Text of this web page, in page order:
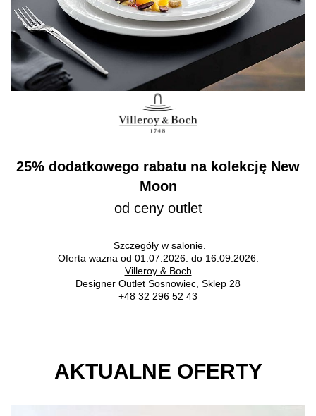
25% dodatkowego rabatu na kolekcję New
Moon
od ceny outlet
Szczegóły w salonie.
Oferta ważna od 01.07.2026. do 16.09.2026.
Villeroy & Boch
Designer Outlet Sosnowiec, Sklep 28
+48 32 296 52 43
AKTUALNE OFERTY